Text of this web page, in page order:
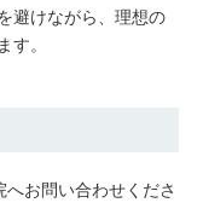
避けながら、理想の
す。
お問い合わせくださ